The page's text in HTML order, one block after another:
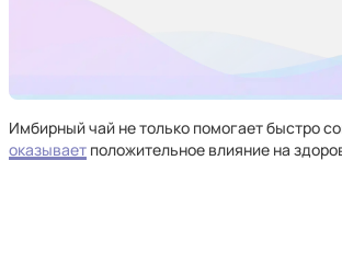
Имбирный чай не только помогает быстро
оказывает положительное влияние на